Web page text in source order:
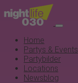
Home
Partys & Events
Partybilder
Locations
Newsblog